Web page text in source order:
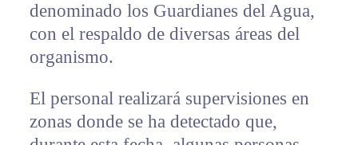
denominado los Guardianes del Agua,
con el respaldo de diversas áreas del
organismo.
El personal realizará supervisiones en
zonas donde se ha detectado que,